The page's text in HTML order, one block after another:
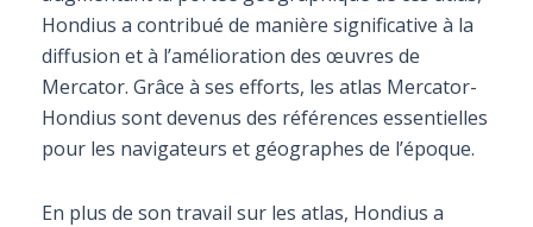
Hondius a contribué de manière significative à la
diffusion et à l’amélioration des œuvres de
Mercator. Grâce à ses efforts, les atlas Mercator-
Hondius sont devenus des références essentielles
pour les navigateurs et géographes de l’époque.
En plus de son travail sur les atlas, Hondius a